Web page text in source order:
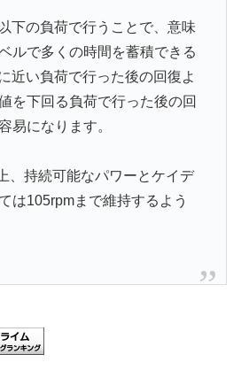
下の負荷で行うことで、意味
ルで多くの時間を蓄積できる
近い負荷で行った後の回復よ
を下回る負荷で行った後の回
易になります。
、持続可能なパワーとケイデ
は105rpmまで維持するよう